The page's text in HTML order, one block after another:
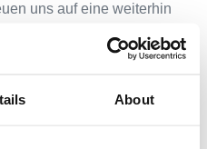
About
uns auf eine weiterhin